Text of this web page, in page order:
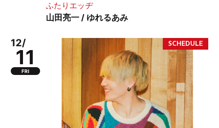
ふたりエッヂ
山田亮一 / ゆれるあみ
12/
11
FRI